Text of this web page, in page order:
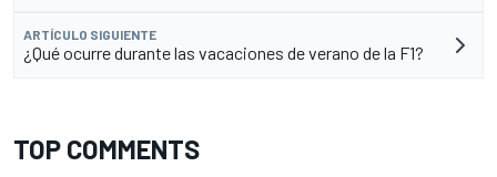
ARTÍCULO SIGUIENTE
¿Qué ocurre durante las vacaciones de verano de la F1?
TOP COMMENTS